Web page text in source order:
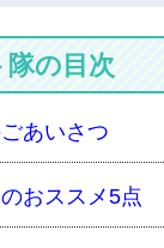
の目次
あいさつ
おススメ5点